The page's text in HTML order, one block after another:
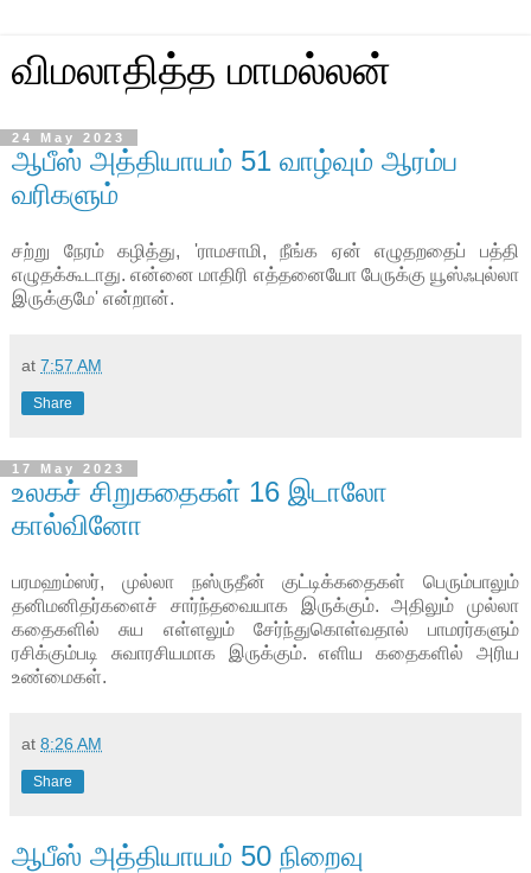
விமலாதித்த மாமல்லன்
24 May 2023
ஆபீஸ் அத்தியாயம் 51 வாழ்வும் ஆரம்ப
வரிகளும்
சற்று நேரம் கழித்து, 'ராமசாமி, நீங்க ஏன் எழுதறதைப் பத்தி
எழுதக்கூடாது. என்னை மாதிரி எத்தனையோ பேருக்கு யூஸ்ஃபுல்லா
இருக்குமே' என்றான்.
at 7:57 AM
Share
17 May 2023
உலகச் சிறுகதைகள் 16 இடாலோ
கால்வினோ
பரமஹம்ஸர், முல்லா நஸ்ருதீன் குட்டிக்கதைகள் பெரும்பாலும்
தனிமனிதர்களைச் சார்ந்தவையாக இருக்கும். அதிலும் முல்லா
கதைகளில் சுய எள்ளலும் சேர்ந்துகொள்வதால் பாமரர்களும்
ரசிக்கும்படி சுவாரசியமாக இருக்கும். எளிய கதைகளில் அரிய
உண்மைகள்.
at 8:26 AM
Share
ஆபீஸ் அத்தியாயம் 50 நிறைவு